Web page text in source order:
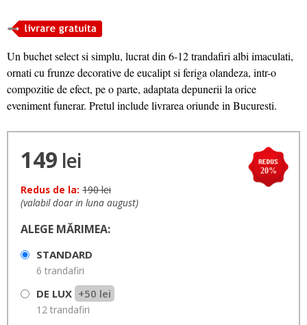
Un buchet select si simplu, lucrat din 6-12 trandafiri albi imaculati,
ornati cu frunze decorative de eucalipt si feriga olandeza, intr-o
compozitie de efect, pe o parte, adaptata depunerii la orice
eveniment funerar. Pretul include livrarea oriunde in Bucuresti.
20%
149 lei
Redus de la: 190 lei
(valabil doar in luna august)
ALEGE MĂRIMEA:
STANDARD
6 trandafiri
DE LUX +50 lei
12 trandafiri